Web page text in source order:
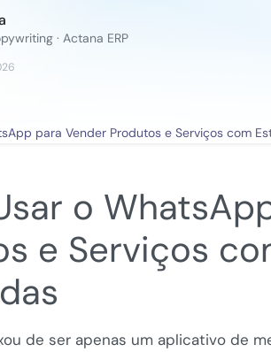
· Actana ERP
o
e Serviços
de ser apenas um aplicativo de